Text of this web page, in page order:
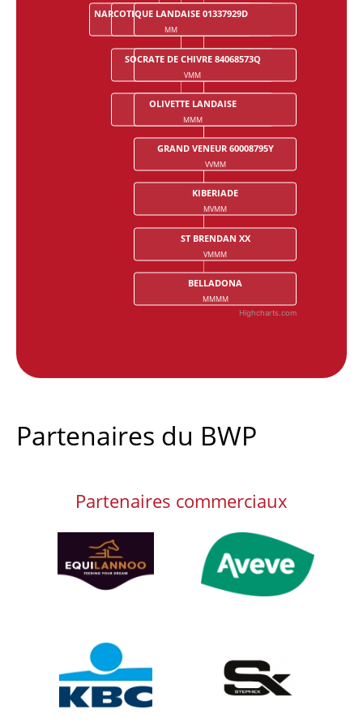
NARCOTIQUE LANDAISE 01337929D
MM
SISI DE LA COUR
SOCRATE DE CHIVRE 84068573Q
VMM
OLIVETTE LANDAISE
MMM
VERBOISE
URIEL
LADY DE LA COUR
GRAND VENEUR 60008795Y
VVMM
KIBERIADE
MVMM
ST BRENDAN XX
VMMM
BELLADONA
MMMM
Highcharts.com
Partenaires du BWP
Partenaires commerciaux
Afbeelding Afbeelding
Afbeelding